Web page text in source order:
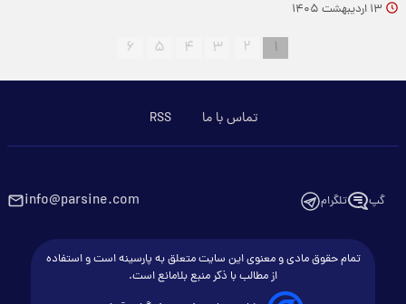
۱۳ اردیبهشت ۱۴۰۵
۱ ۲ ۳ ۴ ۵ ۶
تماس با ما RSS
گپ تلگرام info@parsine.com
تمام حقوق مادی و معنوی این سایت متعلق به پارسینه است و استفاده
از مطالب با ذکر منبع بلامانع است.